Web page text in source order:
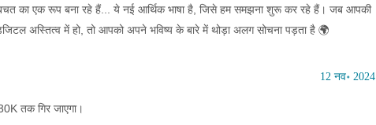
बचत का एक रूप बना रहे हैं... ये नई आर्थिक भाषा है, जिसे हम समझना शुरू कर रहे हैं। जब आपकी
अस्तित्व में हो, तो आपको अपने भविष्य के बारे में थोड़ा अलग सोचना पड़ता है 🌍
12 नव॰ 2024
तक गिर जाएगा।